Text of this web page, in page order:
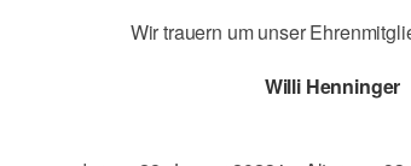
Wir trauern um unser
Willi Henninger